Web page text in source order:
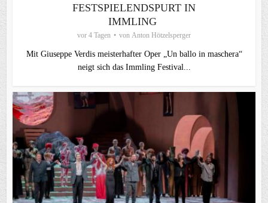
FESTSPIELENDSPURT IN
IMMLING
vor 4 Tagen von Anton Hötzelsperger
Mit Giuseppe Verdis meisterhafter Oper „Un ballo in maschera“
neigt sich das Immling Festival...